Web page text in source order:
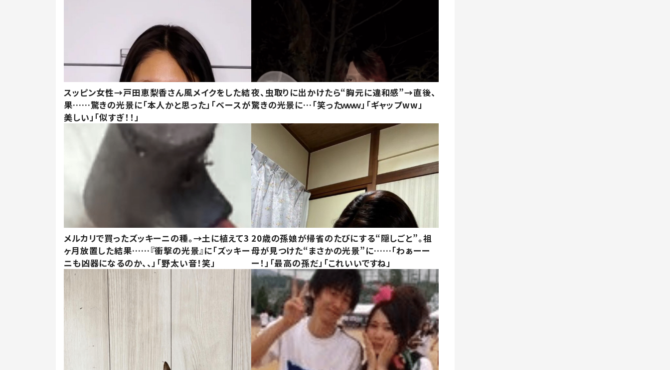
スッピン女性→戸田恵梨香さん風メイクをした結
果……驚きの光景に「本人かと思った」「ベースが
美しい」「似すぎ！！」
夜、虫取りに出かけたら“胸元に違和感”→直後、
驚きの光景に…「笑ったｗｗｗ」「ギャップww」
メルカリで買ったズッキーニの種。→土に植えて3
ヶ月放置した結果……『衝撃の光景』に「ズッキー
ニも凶器になるのか、、」「野太い音！笑」
20歳の孫娘が帰省のたびにする“隠しごと”。祖
母が見つけた“まさかの光景”に……「わぁーー
ー！」「最高の孫だ」「これいいですね」